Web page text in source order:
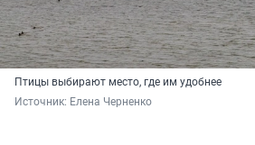
Птицы выбирают место, где им удобнее
Источник: Елена Черненко